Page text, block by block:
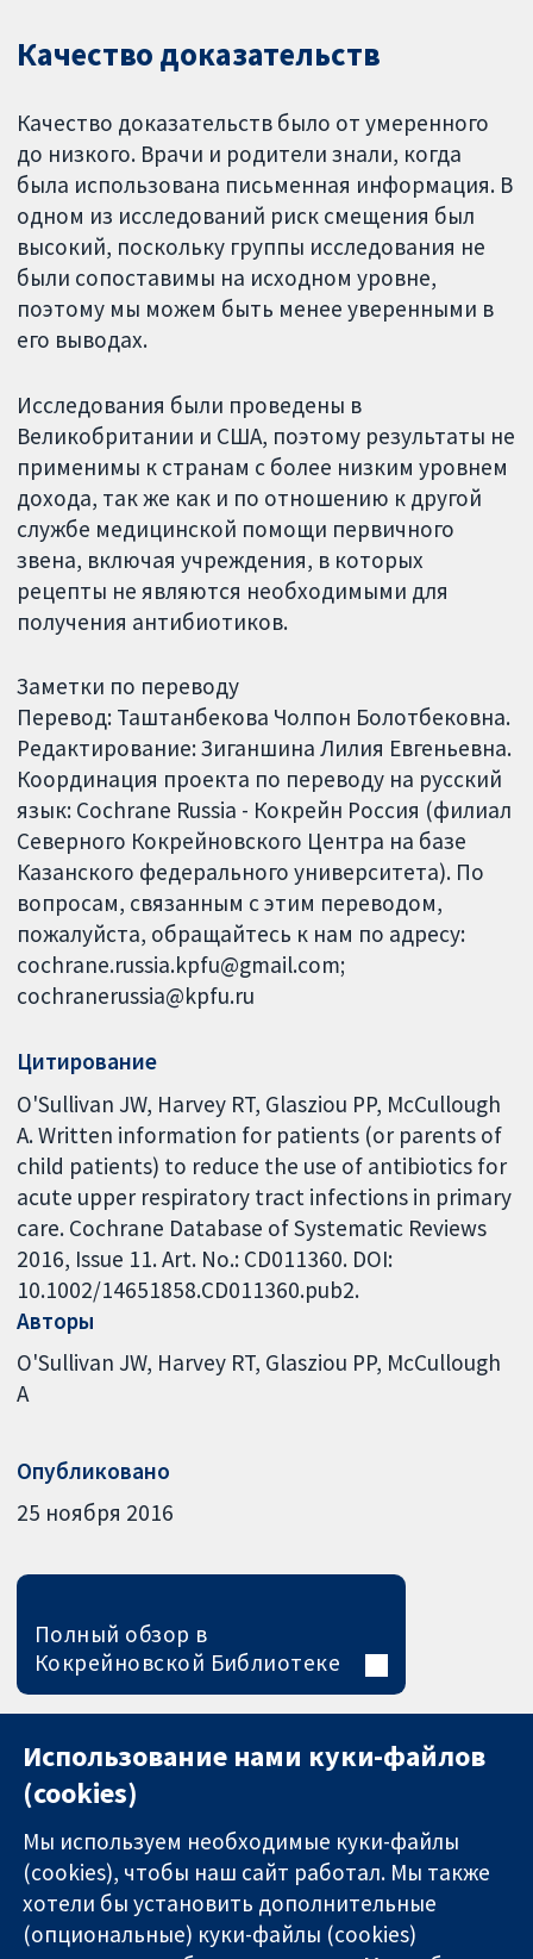
Качество доказательств
Качество доказательств было от умеренного
до низкого. Врачи и родители знали, когда
была использована письменная информация. В
одном из исследований риск смещения был
высокий, поскольку группы исследования не
были сопоставимы на исходном уровне,
поэтому мы можем быть менее уверенными в
его выводах.
Исследования были проведены в
Великобритании и США, поэтому результаты не
применимы к странам с более низким уровнем
дохода, так же как и по отношению к другой
службе медицинской помощи первичного
звена, включая учреждения, в которых
рецепты не являются необходимыми для
получения антибиотиков.
Заметки по переводу
Перевод: Таштанбекова Чолпон Болотбековна.
Редактирование: Зиганшина Лилия Евгеньевна.
Координация проекта по переводу на русский
язык: Cochrane Russia - Кокрейн Россия (филиал
Северного Кокрейновского Центра на базе
Казанского федерального университета). По
вопросам, связанным с этим переводом,
пожалуйста, обращайтесь к нам по адресу:
cochrane.russia.kpfu@gmail.com;
cochranerussia@kpfu.ru
Цитирование
O'Sullivan JW, Harvey RT, Glasziou PP, McCullough
A. Written information for patients (or parents of
child patients) to reduce the use of antibiotics for
acute upper respiratory tract infections in primary
care. Cochrane Database of Systematic Reviews
2016, Issue 11. Art. No.: CD011360. DOI:
10.1002/14651858.CD011360.pub2.
Авторы
O'Sullivan JW Harvey RT Glasziou PP McCullough
A
Опубликовано
25 ноября 2016
Полный обзор в
Кокрейновской Библиотеке
Использование нами куки-файлов
(cookies)
Мы используем необходимые куки-файлы
(cookies), чтобы наш сайт работал. Мы также
хотели бы установить дополнительные
(опциональные) куки-файлы (cookies)